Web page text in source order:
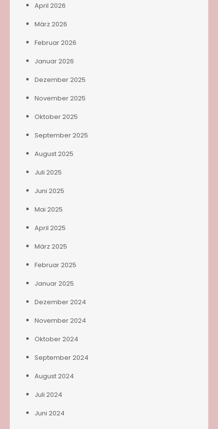
April 2026
März 2026
Februar 2026
Januar 2026
Dezember 2025
November 2025
Oktober 2025
September 2025
August 2025
Juli 2025
Juni 2025
Mai 2025
April 2025
März 2025
Februar 2025
Januar 2025
Dezember 2024
November 2024
Oktober 2024
September 2024
August 2024
Juli 2024
Juni 2024